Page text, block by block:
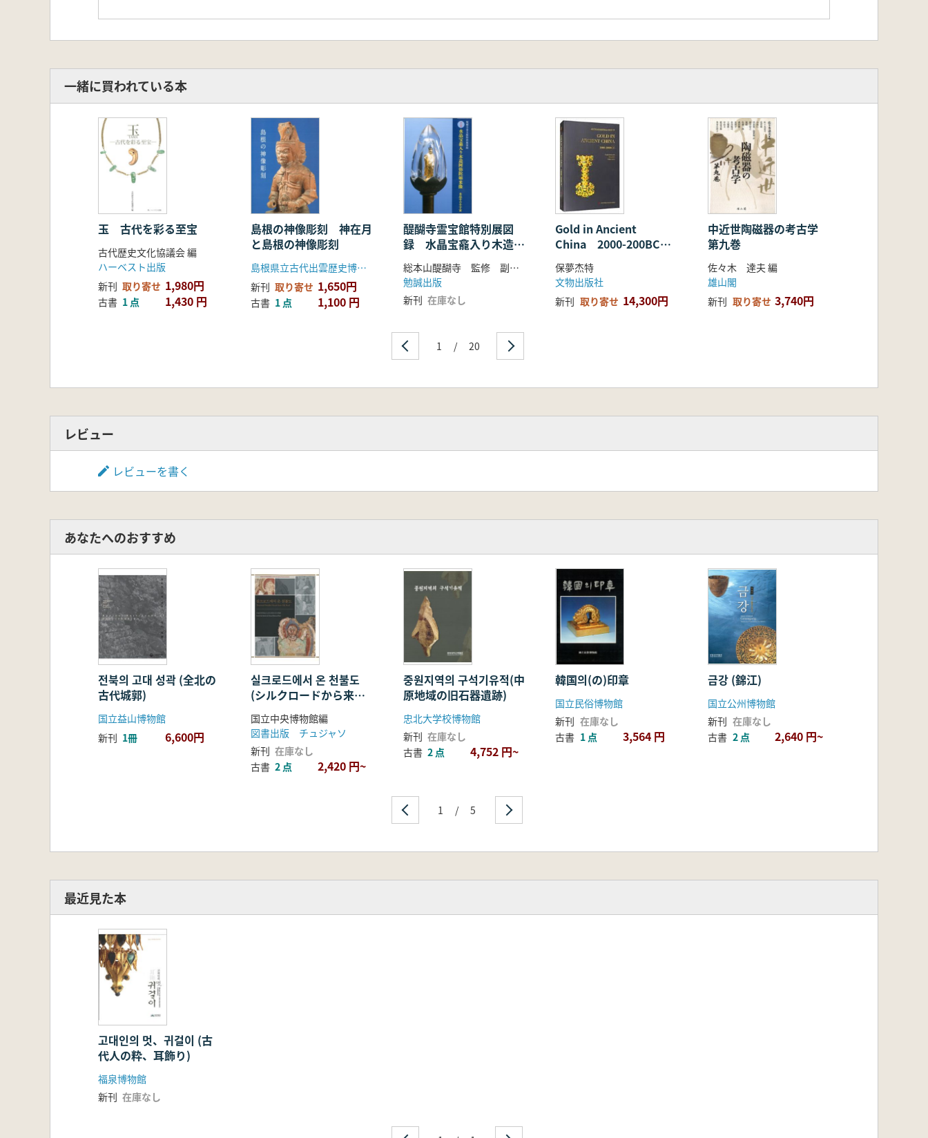
一緒に買われている本
玉 古代を彩る至宝
古代歴史文化協議会 編
ハーベスト出版
新刊 取り寄せ 1,980円
古書 1 点 1,430 円
島根の神像彫刻 神在月
と島根の神像彫刻
島根県立古代出雲歴史博物館(今井出版)
新刊 取り寄せ 1,650円
古書 1 点 1,100 円
醍醐寺霊宝館特別展図
録 水晶宝龕入り木造阿
弥陀如来像 水晶中の小
宇宙
総本山醍醐寺 監修 副島弘道 編
勉誠出版
新刊 在庫なし
Gold in Ancient
China 2000-200BCE
(先秦金器 英文)
保夢杰特
文物出版社
新刊 取り寄せ 14,300円
中近世陶磁器の考古学
第九巻
佐々木 達夫 編
雄山閣
新刊 取り寄せ 3,740円
1 / 20
レビュー
レビューを書く
あなたへのおすすめ
전북의 고대 성곽 (全北の
古代城郭)
国立益山博物館
新刊 1冊 6,600円
실크로드에서 온 천불도
(シルクロードから来た
千仏図)
国立中央博物館編
図書出版 チュジャソ
新刊 在庫なし
古書 2 点 2,420 円~
중원지역의 구석기유적(中
原地域の旧石器遺跡)
忠北大学校博物館
新刊 在庫なし
古書 2 点 4,752 円~
韓国의(の)印章
国立民俗博物館
新刊 在庫なし
古書 1 点 3,564 円
금강 (錦江)
国立公州博物館
新刊 在庫なし
古書 2 点 2,640 円~
1 / 5
最近見た本
고대인의 멋、귀걸이 (古
代人の粋、耳飾り)
福泉博物館
新刊 在庫なし